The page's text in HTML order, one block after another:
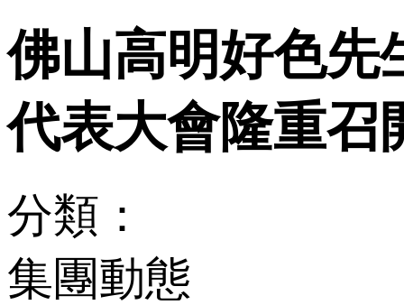
佛山高明好色先
代表大會隆重召
分類：
集團動態